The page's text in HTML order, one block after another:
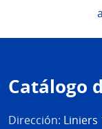
de
página
Catálogo
Dirección: Liniers